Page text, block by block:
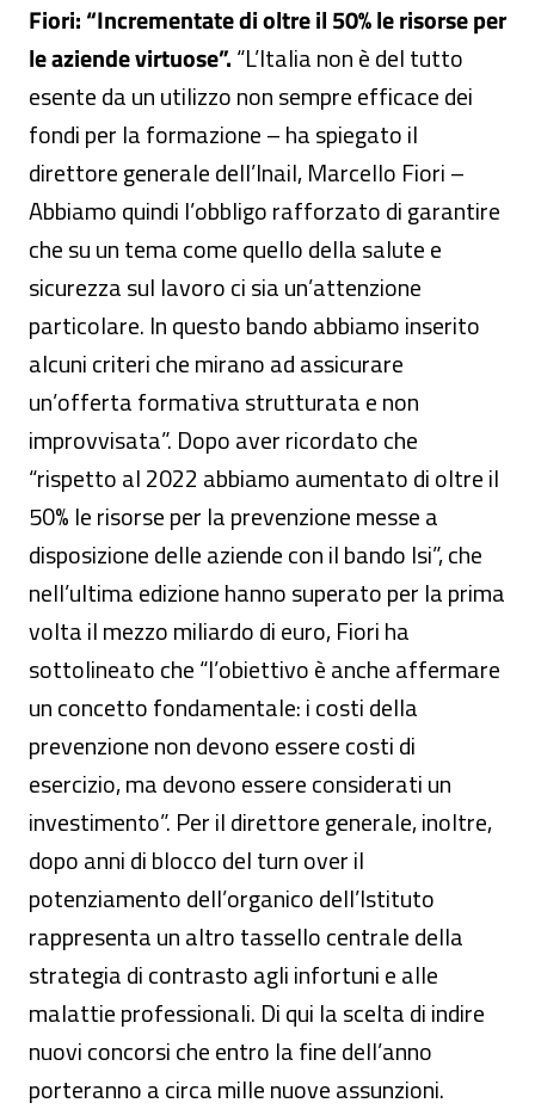
Fiori: “Incrementate di oltre il 50% le risorse per
le aziende virtuose”.“L’Italia non è del tutto
esente da un utilizzo non sempre efficace dei
fondi per la formazione – ha spiegato il
direttore generale dell’Inail, Marcello Fiori –
Abbiamo quindi l’obbligo rafforzato di garantire
che su un tema come quello della salute e
sicurezza sul lavoro ci sia un’attenzione
particolare. In questo bando abbiamo inserito
alcuni criteri che mirano ad assicurare
un’offerta formativa strutturata e non
improvvisata”. Dopo aver ricordato che
“rispetto al 2022 abbiamo aumentato di oltre il
50% le risorse per la prevenzione messe a
disposizione delle aziende con il bando Isi”, che
nell’ultima edizione hanno superato per la prima
volta il mezzo miliardo di euro, Fiori ha
sottolineato che “l’obiettivo è anche affermare
un concetto fondamentale: i costi della
prevenzione non devono essere costi di
esercizio, ma devono essere considerati un
investimento”. Per il direttore generale, inoltre,
dopo anni di blocco del turn over il
potenziamento dell’organico dell’Istituto
rappresenta un altro tassello centrale della
strategia di contrasto agli infortuni e alle
malattie professionali. Di qui la scelta di indire
nuovi concorsi che entro la fine dell’anno
porteranno a circa mille nuove assunzioni.